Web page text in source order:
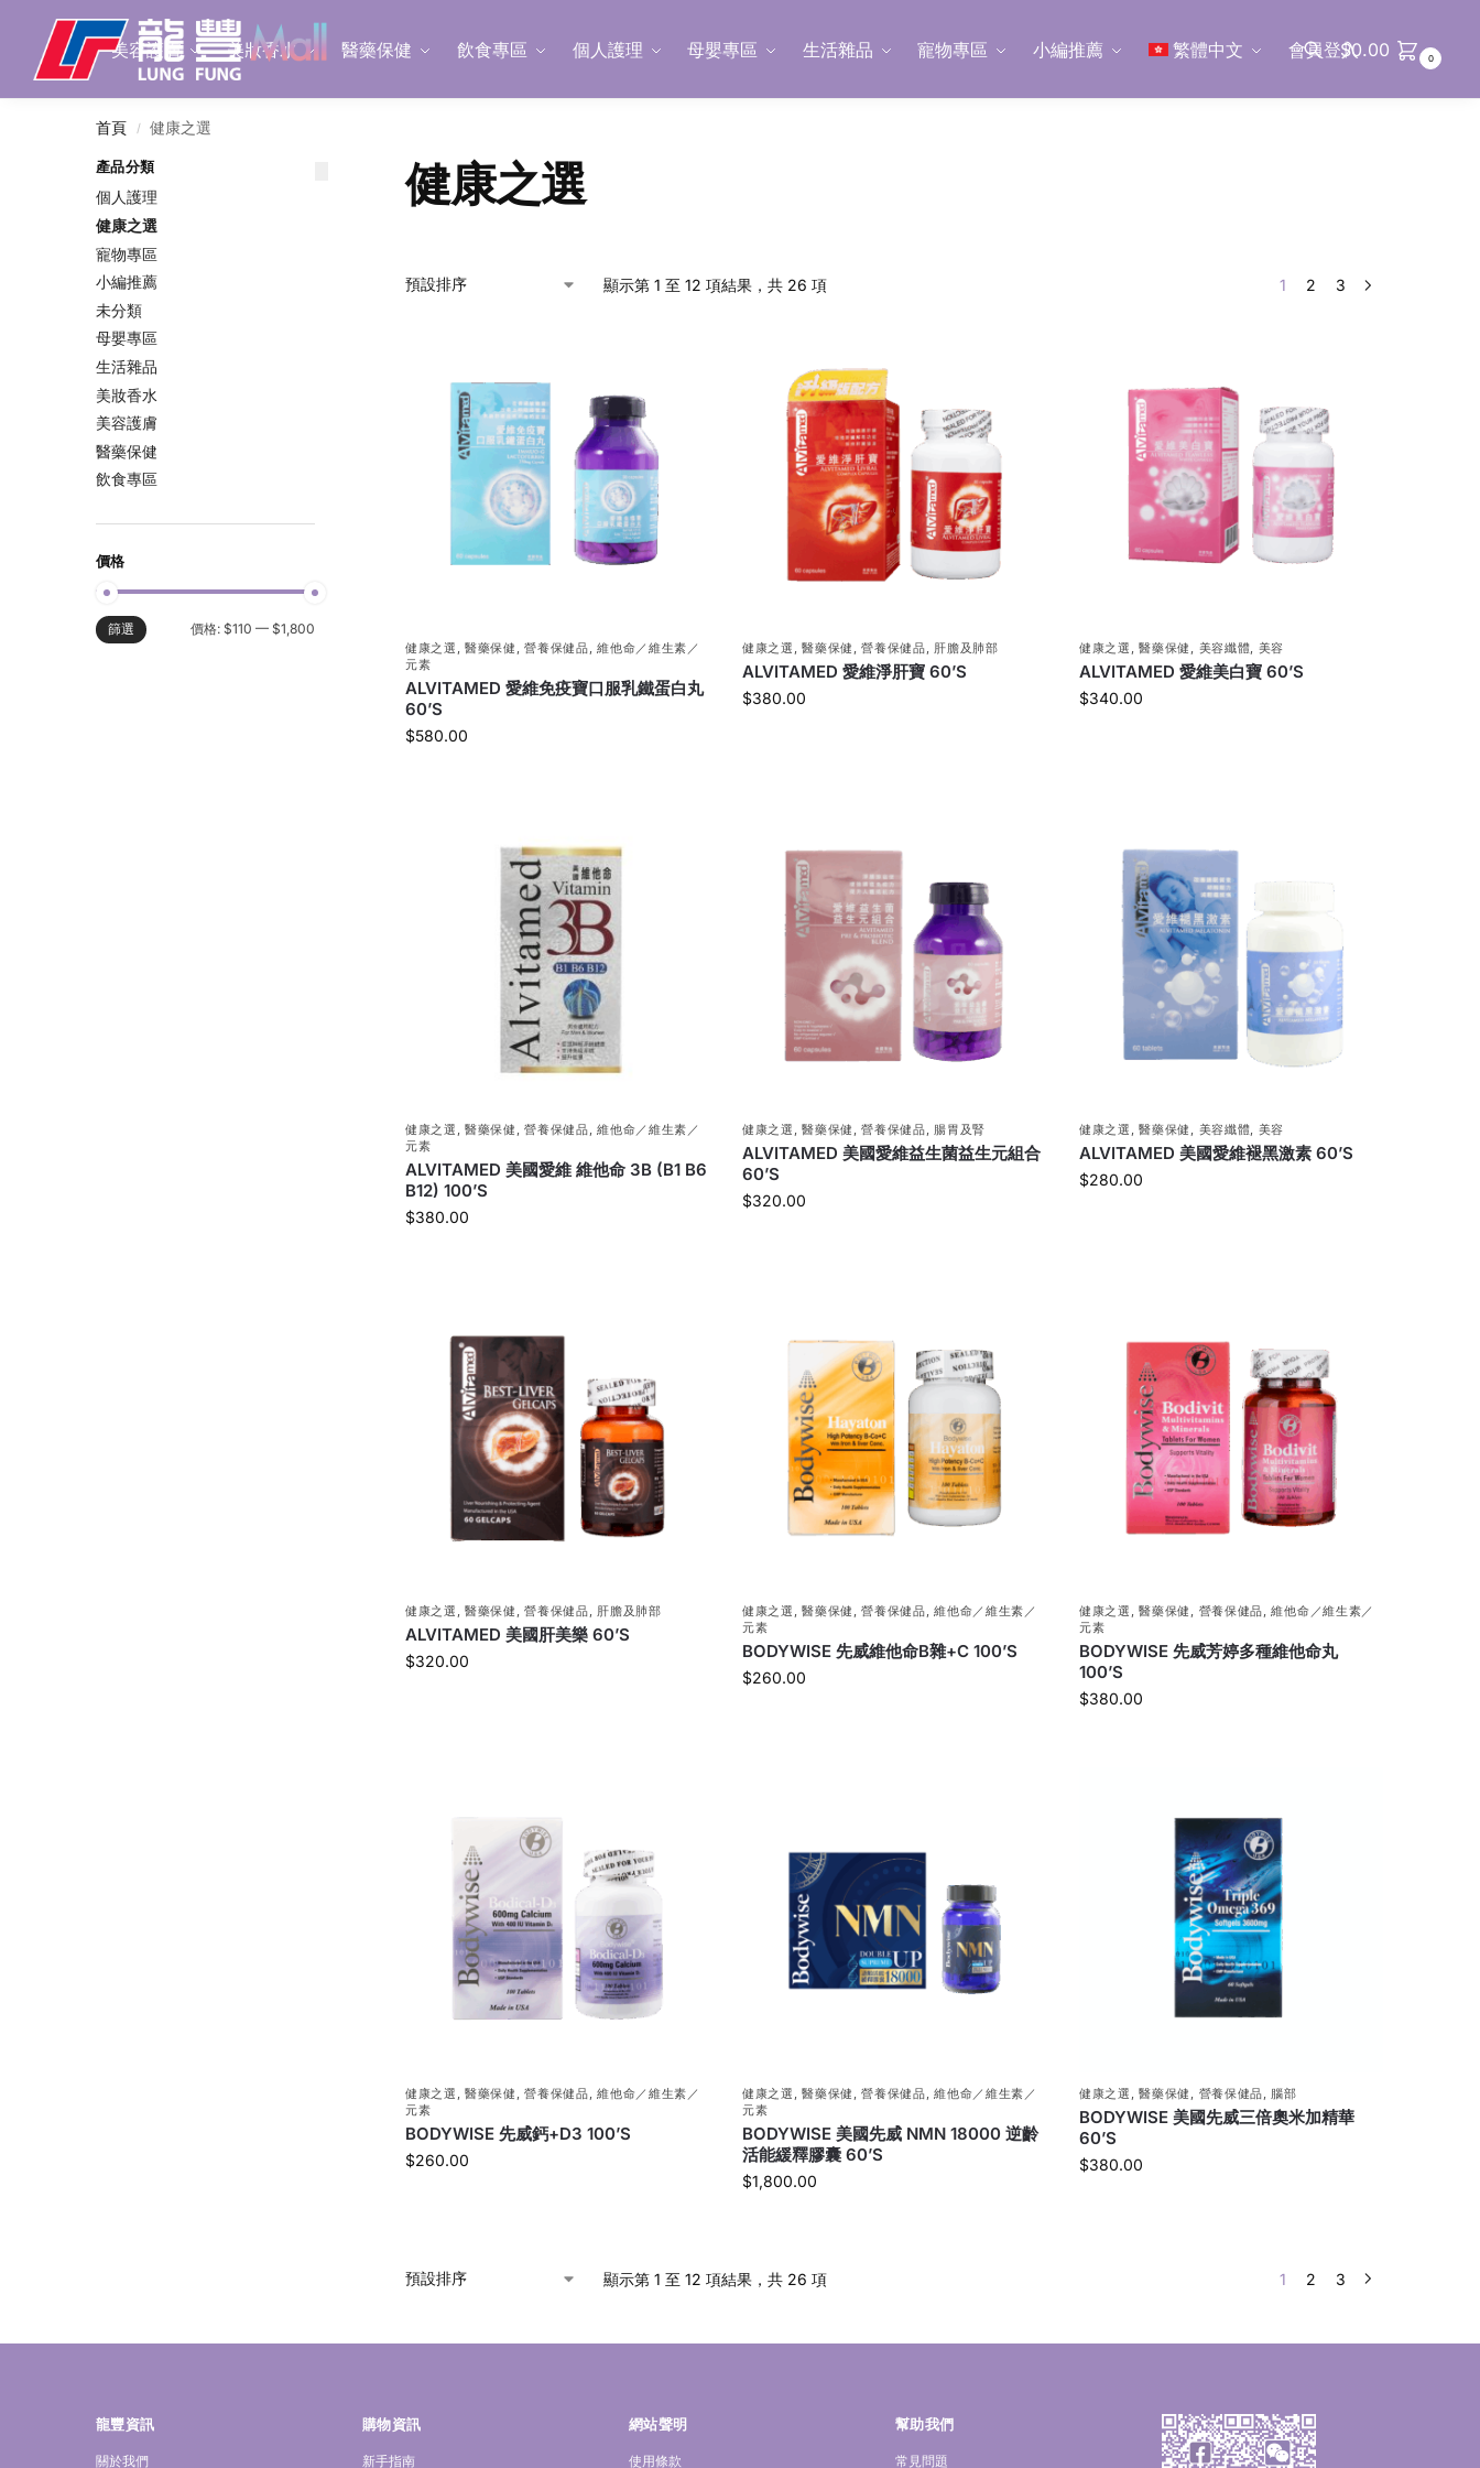
美容護膚 美妝香水 醫藥保健 飲食專區 個人護理 母嬰專區 生活雜品 寵物專區 小編推薦 繁體中文 會員登入
Search
$0.00 0
首頁 / 健康之選
健康之選
顯示第 1 至 12 項結果，共 26 項 1 2 3
健康之選 ,醫藥保健 ,營養保健品,維他命／維生素／
元素
ALVITAMED 愛維免疫寶口服乳鐵蛋白丸
60’S
$580.00
健康之選 ,醫藥保健 ,營養保健品, 肝膽及肺部
ALVITAMED 愛維淨肝寶 60’S
$380.00
健康之選 ,醫藥保健 , 美容纖體, 美容
ALVITAMED 愛維美白寶 60’S
$340.00
健康之選 ,醫藥保健 ,營養保健品,維他命／維生素／
元素
ALVITAMED 美國愛維 維他命 3B (B1 B6
B12) 100’S
$380.00
健康之選 ,醫藥保健 ,營養保健品, 腸胃及腎
ALVITAMED 美國愛維益生菌益生元組合
60’S
$320.00
健康之選 ,醫藥保健 , 美容纖體, 美容
ALVITAMED 美國愛維褪黑激素 60’S
$280.00
健康之選 ,醫藥保健 ,營養保健品, 肝膽及肺部
ALVITAMED 美國肝美樂 60’S
$320.00
健康之選 ,醫藥保健 ,營養保健品,維他命／維生素／
元素
BODYWISE 先威維他命B雜+C 100’S
$260.00
健康之選 ,醫藥保健 , 營養保健品,維他命／維生素／
元素
BODYWISE 先威芳婷多種維他命丸
100’S
$380.00
健康之選 ,醫藥保健 ,營養保健品 ,維他命／維生素／
元素
BODYWISE 先威鈣+D3 100’S
$260.00
健康之選 ,醫藥保健 ,營養保健品 ,維他命／維生素／
元素
BODYWISE 美國先威 NMN 18000 逆齡
活能緩釋膠囊 60’S
$1,800.00
健康之選 ,醫藥保健 營養保健品 腦部
BODYWISE 美國先威三倍奧米加精華
60’S
$380.00
顯示第 1 至 12 項結果，共 26 項 1 2 3
產品分類
個人護理
健康之選
寵物專區
小編推薦
未分類
母嬰專區
生活雜品
美妝香水
美容護膚
醫藥保健
飲食專區
價格
篩選 價格: $110 — $1,800
龍豐資訊
關於我們
購物資訊
新手指南
網站聲明
使用條款
幫助我們
常見問題